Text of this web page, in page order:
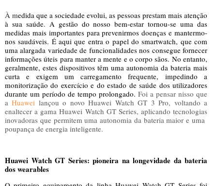
À medida que a sociedade evolui, as pessoas prestam mais atenção
à sua saúde. A gestão do nosso bem-estar tornou-se uma das
medidas mais importantes para prevenirmos doenças e mantermo-
nos saudáveis. É aqui que entra o papel do smartwatch, que com
uma alargada variedade de funcionalidades nos consegue fornecer
informações úteis para manter a mente e o corpo sãos. No entanto,
geralmente, estes dispositivos têm uma autonomia da bateria mais
curta e exigem um carregamento frequente, impedindo a
monitorização do exercício e do estado de saúde dos utilizadores
durante um período de tempo prolongado. Foi a pensar nisso que
aHuawei lançou o novo Huawei Watch GT 3 Pro, voltando a
enaltecer a gama Huawei Watch GT Series, aplicando tecnologias
inovadoras que permitem uma autonomia da bateria maior e uma
poupança de energia inteligente.
Huawei Watch GT Series: pioneira na longevidade da bateria
dos wearables